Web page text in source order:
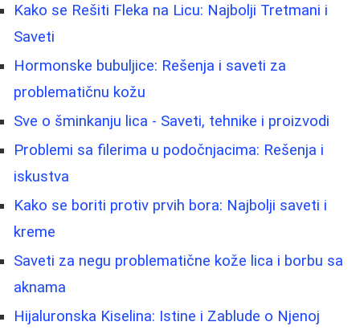
Kako se Rešiti Fleka na Licu: Najbolji Tretmani i
Saveti
Hormonske bubuljice: Rešenja i saveti za
problematičnu kožu
Sve o šminkanju lica - Saveti, tehnike i proizvodi
Problemi sa filerima u podočnjacima: Rešenja i
iskustva
Kako se boriti protiv prvih bora: Najbolji saveti i
kreme
Saveti za negu problematične kože lica i borbu sa
aknama
Hijaluronska Kiselina: Istine i Zablude o Njenoj